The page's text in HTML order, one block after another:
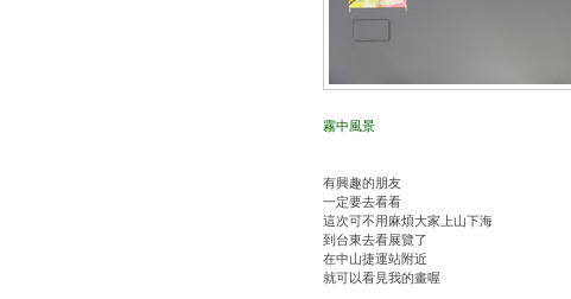
霧中風景
有興趣的朋友
一定要去看看
這次可不用麻煩大家上山下海
到台東去看展覽了
在中山捷運站附近
就可以看見我的畫喔